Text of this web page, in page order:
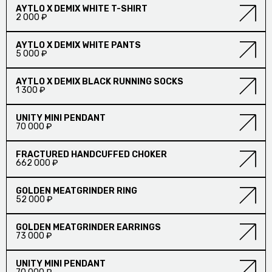
ПОЛИТИКА
Фейсбук Инстаграм
НОВИНКА ПРЕДЗАКАЗ
AYTLO X DEMIX WHITE T-SHIRT
2 000 ₽
НОВИНКА
AYTLO X DEMIX WHITE PANTS
5 000 ₽
НОВИНКА
AYTLO X DEMIX BLACK RUNNING SOCKS
1 300 ₽
НОВИНКА ПРЕДЗАКАЗ
UNITY MINI PENDANT
70 000 ₽
НОВИНКА
FRACTURED HANDCUFFED CHOKER
662 000 ₽
НОВИНКА
GOLDEN MEATGRINDER RING
52 000 ₽
НОВИНКА
GOLDEN MEATGRINDER EARRINGS
73 000 ₽
НОВИНКА
UNITY MINI PENDANT